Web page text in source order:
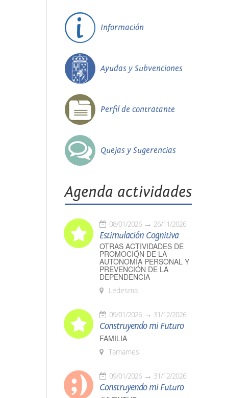
Información
Ayudas y Subvenciones
Perfil de contratante
Quejas y Sugerencias
Agenda actividades
08/01/2026 26/11/2026
Estimulación Cognitiva
OTRAS ACTIVIDADES DE
PROMOCIÓN DE LA
AUTONOMÍA PERSONAL Y
PREVENCIÓN DE LA
DEPENDENCIA
Ledesma
09/01/2026 31/12/2026
Construyendo mi Futuro
FAMILIA
Tamames
09/01/2026 31/12/2026
Construyendo mi Futuro